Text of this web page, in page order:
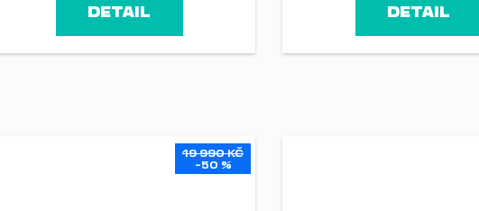
DETAIL DETAIL
19 990 KČ
–50 %